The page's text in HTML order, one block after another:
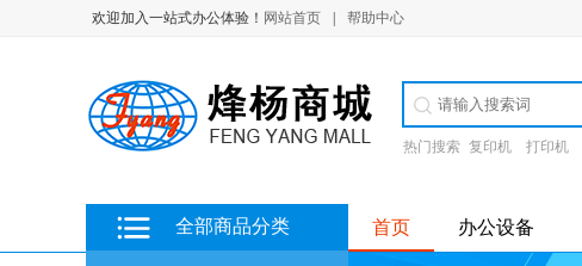
欢迎加入一站式办公体验！ 网站首页 帮助中心
热门搜索 复印机 打印机
全部商品分类 首页 办公设备